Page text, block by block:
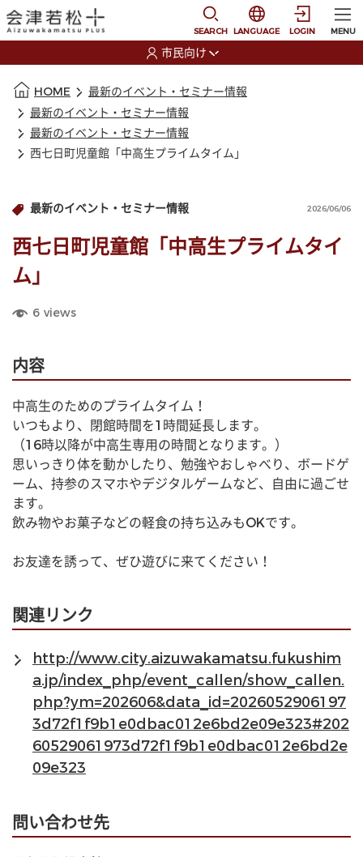
SEARCH
選択すると言語の切
LANGUAGE LOGIN MENU
市民向け
HOME
最新のイベント・セミナー情報
最新のイベント・セミナー情報
最新のイベント・セミナー情報
西七日町児童館「中高生プライムタイム」
最新のイベント・セミナー情報 2026/06/06
西七日町児童館「中高生プライムタイ
ム」
6 views
内容
中高生のためのプライムタイム！
いつもより、閉館時間を1時間延長します。
（16時以降が中高生専用の時間となります。）
思いっきり体を動かしたり、勉強やおしゃべり、ボードゲ
ーム、持参のスマホやデジタルゲームなど、自由に過ごせ
ます。
飲み物やお菓子などの軽食の持ち込みもOKです。
お友達を誘って、ぜひ遊びに来てください！
関連リンク
http://www.city.aizuwakamatsu.fukushim
a.jp/index_php/event_callen/show_callen.
php?ym=202606&data_id=2026052906197
3d72f1f9b1e0dbac012e6bd2e09e323#202
60529061973d72f1f9b1e0dbac012e6bd2e
09e323
問い合わせ先